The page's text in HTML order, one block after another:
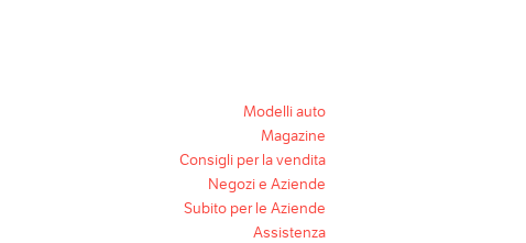
Modelli auto
Magazine
Consigli per la vendita
Negozi e Aziende
Subito per le Aziende
Assistenza